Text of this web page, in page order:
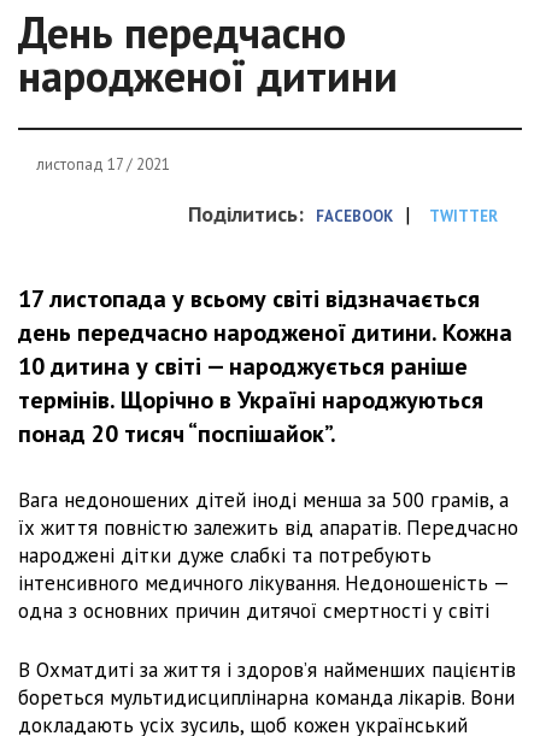
День передчасно
народженої дитини
листопад 17 / 2021
Поділитись: FACEBOOK | TWITTER
17 листопада у всьому світі відзначається
день передчасно народженої дитини. Кожна
10 дитина у світі — народжується раніше
термінів. Щорічно в Україні народжуються
понад 20 тисяч “поспішайок”.
Вага недоношених дітей іноді менша за 500 грамів, а
їх життя повністю залежить від апаратів. Передчасно
народжені дітки дуже слабкі та потребують
інтенсивного медичного лікування. Недоношеність —
одна з основних причин дитячої смертності у світі
В Охматдиті за життя і здоров’я найменших пацієнтів
бореться мультидисциплінарна команда лікарів. Вони
докладають усіх зусиль, щоб кожен український